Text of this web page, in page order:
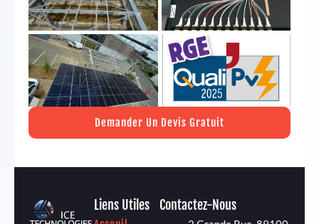
Demander Un Devis Gratuit
Liens Utiles Contactez-Nous